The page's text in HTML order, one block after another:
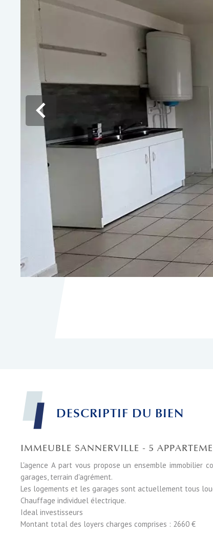
DESCRIPTIF DU BIEN
IMMEUBLE SANNERVILLE - 5
L'agence A part vous propose un ensemble immobilier
garages, terrain d'agrément.
Les logements et les garages sont actuellement tous
Chauffage individuel électrique.
Ideal investisseurs
Montant total des loyers charges comprises : 2660 €